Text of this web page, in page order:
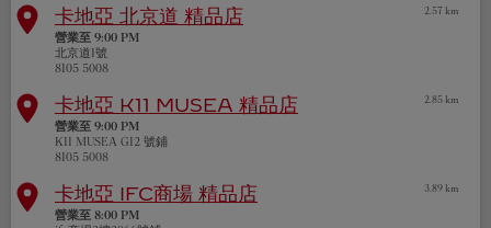
卡地亞 北京道 精品店 2.57 km
營業至 9:00 PM
北京道1號
8105 5008
卡地亞 K11 MUSEA 精品店 2.85 km
營業至 9:00 PM
K11 MUSEA G12 號鋪
8105 5008
卡地亞 IFC商場 精品店 3.89 km
營業至 8:00 PM